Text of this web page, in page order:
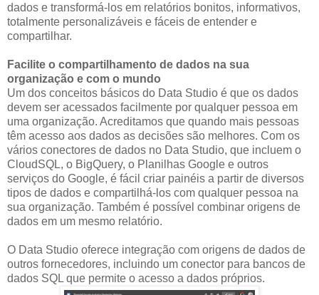
dados e transformá-los em relatórios bonitos, informativos,
totalmente personalizáveis e fáceis de entender e
compartilhar.
Facilite o compartilhamento de dados na sua
organização e com o mundo
Um dos conceitos básicos do Data Studio é que os dados
devem ser acessados facilmente por qualquer pessoa em
uma organização. Acreditamos que quando mais pessoas
têm acesso aos dados as decisões são melhores. Com os
vários conectores de dados no Data Studio, que incluem o
CloudSQL, o BigQuery, o Planilhas Google e outros
serviços do Google, é fácil criar painéis a partir de diversos
tipos de dados e compartilhá-los com qualquer pessoa na
sua organização. Também é possível combinar origens de
dados em um mesmo relatório.
O Data Studio oferece integração com origens de dados de
outros fornecedores, incluindo um conector para bancos de
dados SQL que permite o acesso a dados próprios.